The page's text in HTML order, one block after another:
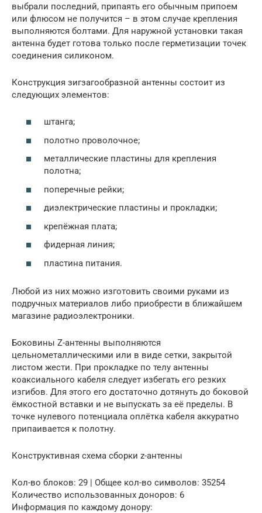
выбрали последний, припаять его обычным припоем
или флюсом не получится – в этом случае крепления
выполняются болтами. Для наружной установки такая
антенна будет готова только после герметизации точек
соединения силиконом.
Конструкция зигзагообразной антенны состоит из
следующих элементов:
штанга;
полотно проволочное;
металлические пластины для крепления
полотна;
поперечные рейки;
диэлектрические пластины и прокладки;
крепёжная плата;
фидерная линия;
пластина питания.
Любой из них можно изготовить своими руками из
подручных материалов либо приобрести в ближайшем
магазине радиоэлектроники.
Боковины Z-антенны выполняются
цельнометаллическими или в виде сетки, закрытой
листом жести. При прокладке по телу антенны
коаксиального кабеля следует избегать его резких
изгибов. Для этого его достаточно дотянуть до боковой
ёмкостной вставки и не выпускать за её пределы. В
точке нулевого потенциала оплётка кабеля аккуратно
припаивается к полотну.
Конструктивная схема сборки z-антенны
Кол-во блоков: 29 | Общее кол-во символов: 35254
Количество использованных доноров: 6
Информация по каждому донору: